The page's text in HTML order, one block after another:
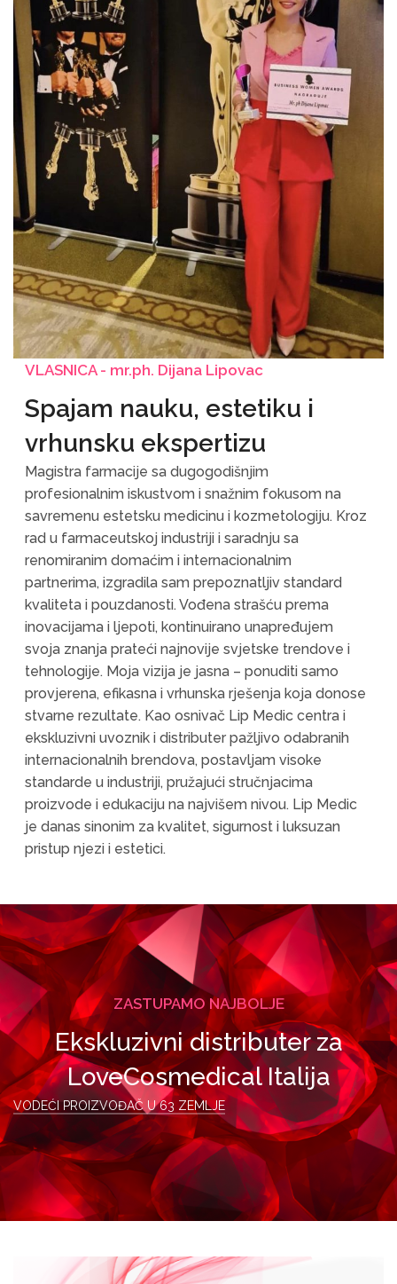
VLASNICA - mr.ph. Dijana Lipovac
Spajam nauku, estetiku i
vrhunsku ekspertizu
Magistra farmacije sa dugogodišnjim
profesionalnim iskustvom i snažnim fokusom na
savremenu estetsku medicinu i kozmetologiju. Kroz
rad u farmaceutskoj industriji i saradnju sa
renomiranim domaćim i internacionalnim
partnerima, izgradila sam prepoznatljiv standard
kvaliteta i pouzdanosti. Vođena strašću prema
inovacijama i ljepoti, kontinuirano unapređujem
svoja znanja prateći najnovije svjetske trendove i
tehnologije. Moja vizija je jasna – ponuditi samo
provjerena, efikasna i vrhunska rješenja koja donose
stvarne rezultate. Kao osnivač Lip Medic centra i
ekskluzivni uvoznik i distributer pažljivo odabranih
internacionalnih brendova, postavljam visoke
standarde u industriji, pružajući stručnjacima
proizvode i edukaciju na najvišem nivou. Lip Medic
je danas sinonim za kvalitet, sigurnost i luksuzan
pristup njezi i estetici.
ZASTUPAMO NAJBOLJE
Ekskluzivni distributer za
LoveCosmedical Italija
VODEĆI PROIZVOĐAČ U 63 ZEMLJE